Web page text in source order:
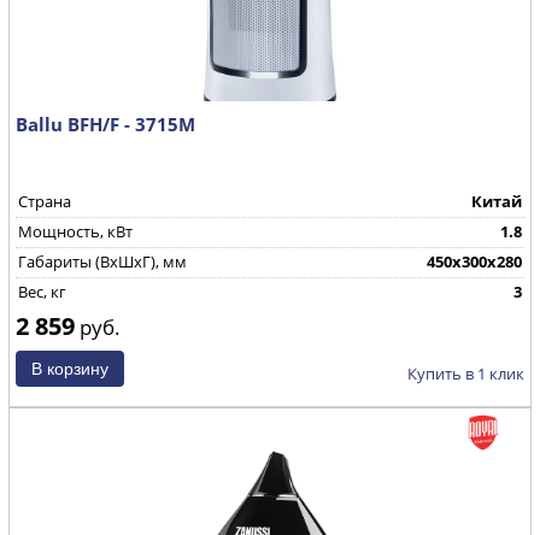
Ballu BFH/F - 3715M
Страна
Китай
Мощность, кВт
1.8
Габариты (ВхШхГ), мм
450x300x280
Вес, кг
3
2 859 руб.
Купить в 1 клик